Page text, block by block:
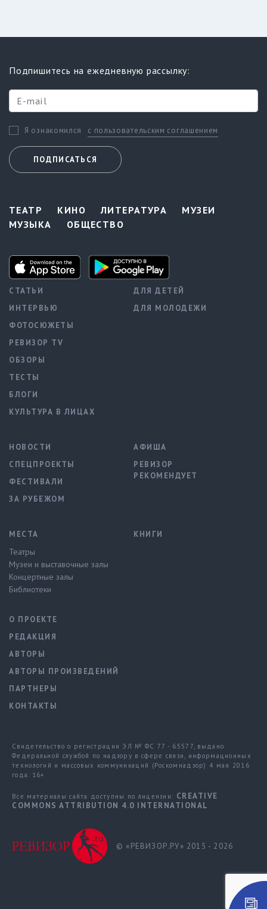
Подпишитесь на ежедневную рассылку:
Я ознакомился с пользовательским соглашением
ПОДПИСАТЬСЯ
ТЕАТР КИНО ЛИТЕРАТУРА
МУЗЕИ
МУЗЫКА
ОБЩЕСТВО
СТАТЬИ
ИНТЕРВЬЮ
ФОТОСЮЖЕТЫ
РЕВИЗОР TV
ОБЗОРЫ
ТЕСТЫ
БЛОГИ
КУЛЬТУРА В ЛИЦАХ
ДЛЯ ДЕТЕЙ
ДЛЯ МОЛОДЕЖИ
НОВОСТИ
СПЕЦПРОЕКТЫ
ФЕСТИВАЛИ
ЗА РУБЕЖОМ
АФИША
РЕВИЗОР
РЕКОМЕНДУЕТ
МЕСТА
Театры
Музеи и выставочные залы
Концертные залы
Библиотеки
КНИГИ
О ПРОЕКТЕ
РЕДАКЦИЯ
АВТОРЫ
АВТОРЫ ПРОИЗВЕДЕНИЙ
ПАРТНЕРЫ
КОНТАКТЫ
Свидетельство о регистрации ЭЛ № ФС 77 - 65577, выдано
Федеральной службой по надзору в сфере связи, информационных
технологий и массовых коммуникаций (Роскомнадзор) 4 мая 2016
года. 16+
Все материалы сайта доступны по лицензии: CREATIVE
COMMONS ATTRIBUTION 4.0 INTERNATIONAL
© «РЕВИЗОР.РУ» 2015 - 2026